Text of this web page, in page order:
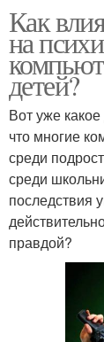
Как
на
детей?
Вот уже
что многие
среди
среди
последствия
правдой?